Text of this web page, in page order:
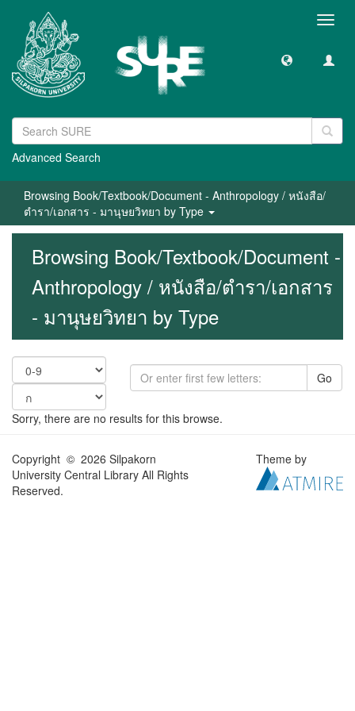
Advanced Search
Browsing Book/Textbook/Document - Anthropology / หนังสือ/
ตำรา/เอกสาร - มานุษยวิทยา by Type
Browsing Book/Textbook/Document -
Anthropology / หนังสือ/ตำรา/เอกสาร
- มานุษยวิทยา by Type
Go
Sorry, there are no results for this browse.
Copyright © 2026 Silpakorn
University Central Library All Rights
Reserved.
Theme by